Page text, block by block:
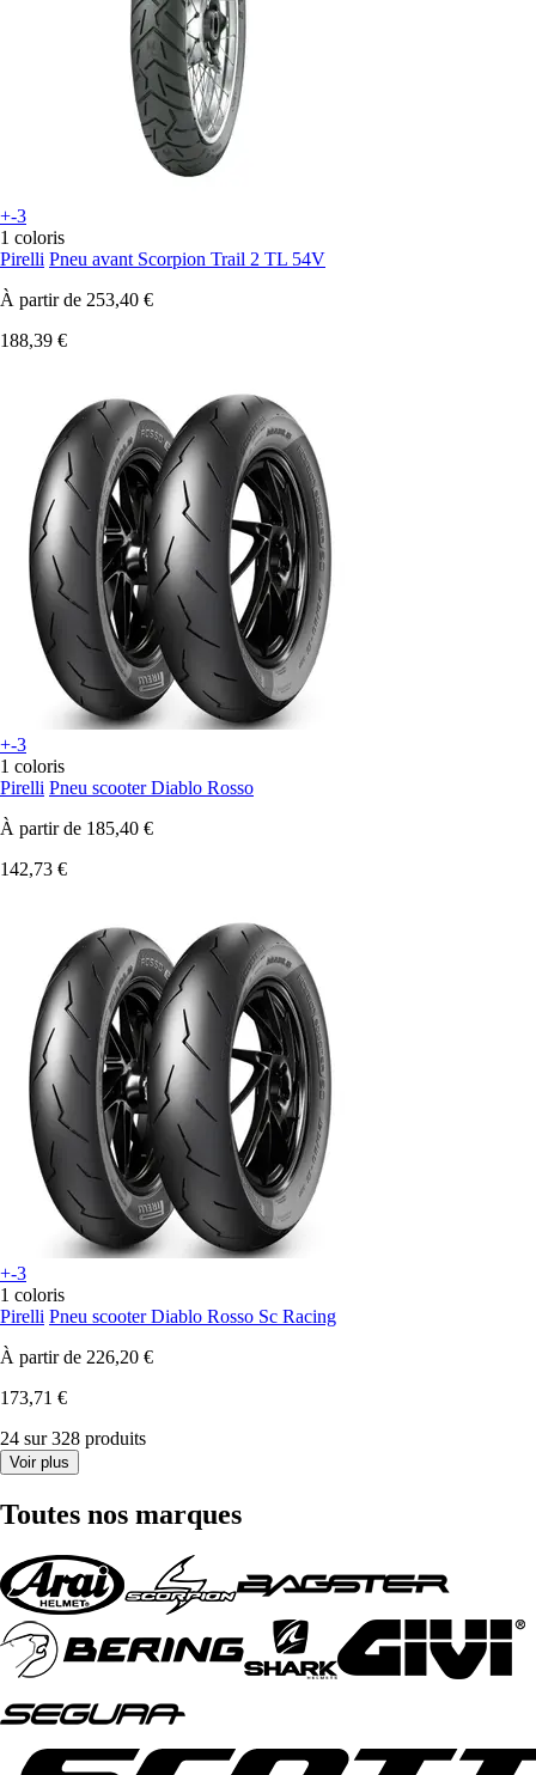
+-3
1 coloris
Pirelli Pneu avant Scorpion Trail 2 TL 54V
À partir de 253,40 €
188,39 €
+-3
1 coloris
Pirelli Pneu scooter Diablo Rosso
À partir de 185,40 €
142,73 €
+-3
1 coloris
Pirelli Pneu scooter Diablo Rosso Sc Racing
À partir de 226,20 €
173,71 €
24 sur 328 produits
Voir plus
Toutes nos marques